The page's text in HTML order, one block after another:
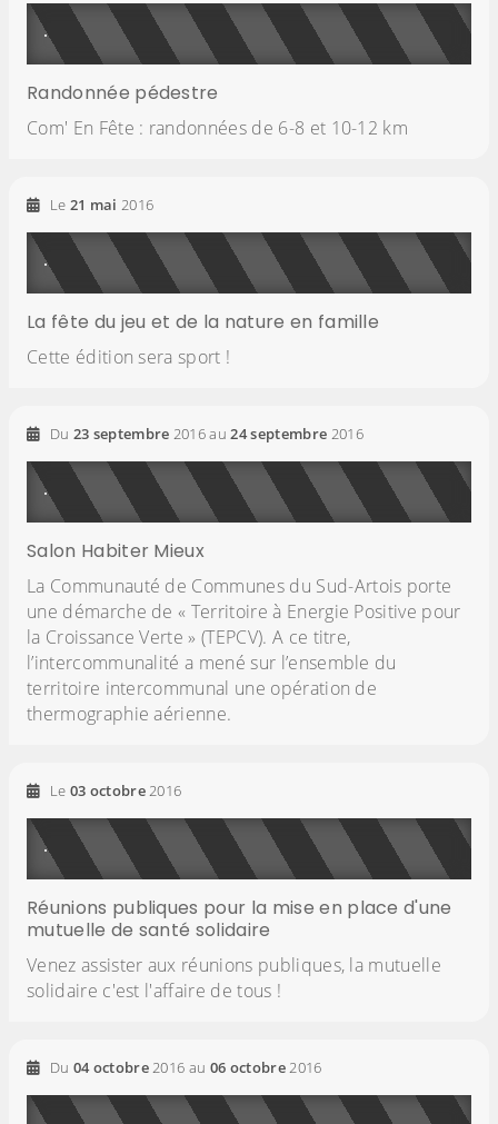
Randonnée pédestre
Com' En Fête : randonnées de 6-8 et 10-12 km
Le 21 mai 2016
La fête du jeu et de la nature en famille
Cette édition sera sport !
Du 23 septembre 2016au 24septembre 2016
Salon Habiter Mieux
La Communauté de Communes du Sud-Artois porte
une démarche de « Territoire à Energie Positive pour
la Croissance Verte » (TEPCV). A ce titre,
l’intercommunalité a mené sur l’ensemble du
territoire intercommunal une opération de
thermographie aérienne.
Le 03 octobre2016
Réunions publiques pour la mise en place d'une
mutuelle de santé solidaire
Venez assister aux réunions publiques, la mutuelle
solidaire c'est l'affaire de tous !
Du 04 octobre2016 au 06 octobre2016